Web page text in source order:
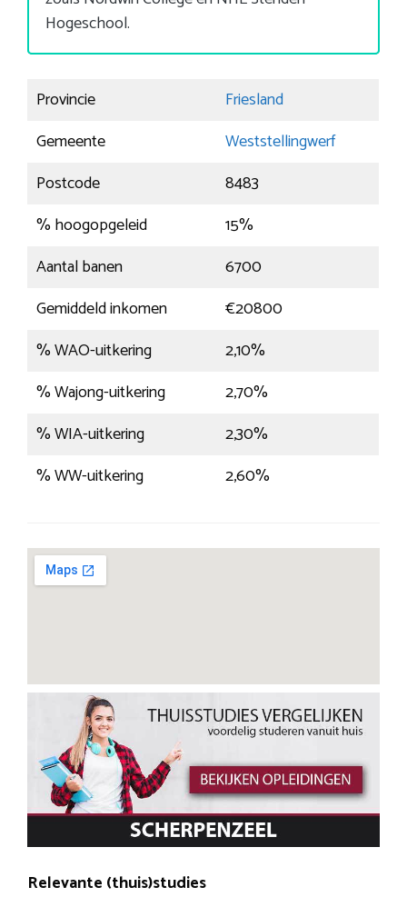
Hogeschool.
Provincie
Friesland
Gemeente
Weststellingwerf
Postcode
8483
% hoogopgeleid
15%
Aantal banen
6700
Gemiddeld inkomen
€20800
% WAO-uitkering
2,10%
% Wajong-uitkering
2,70%
% WIA-uitkering
2,30%
% WW-uitkering
2,60%
Relevante (thuis)studies